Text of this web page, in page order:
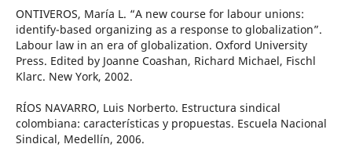
ONTIVEROS, María L. “A new course for labour unions:
identify-based organizing as a response to globalization”.
Labour law in an era of globalization. Oxford University
Press. Edited by Joanne Coashan, Richard Michael, Fischl
Klarc. New York, 2002.
RÍOS NAVARRO, Luis Norberto. Estructura sindical
colombiana: características y propuestas. Escuela Nacional
Sindical, Medellín, 2006.